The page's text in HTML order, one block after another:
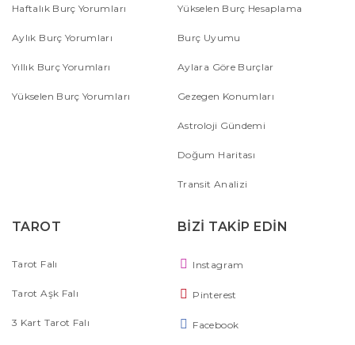
Haftalık Burç Yorumları
Aylık Burç Yorumları
Yıllık Burç Yorumları
Yükselen Burç Yorumları
Yükselen Burç Hesaplama
Burç Uyumu
Aylara Göre Burçlar
Gezegen Konumları
Astroloji Gündemi
Doğum Haritası
Transit Analizi
TAROT
Tarot Falı
Tarot Aşk Falı
3 Kart Tarot Falı
BİZİ TAKİP EDİN
Instagram
Pinterest
Facebook